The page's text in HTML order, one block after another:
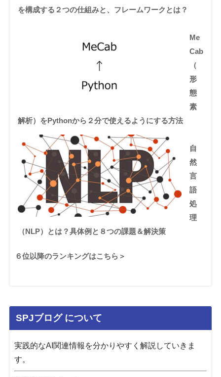
を構成する２つの仕組みと、フレームワークとは？
Me
Cab
（
形
態
素
解析）をPythonから２分で使えるようにする方法
自
然
言
語
処
理
（NLP）とは？具体例と８つの課題＆解決策
６位以降のランキングはこちら＞
SPJブログ について
実践的なAI関連情報を分かりやすく解説していきま
す。